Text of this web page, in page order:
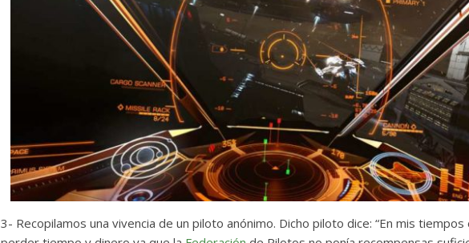
3- Recopilamos una vivencia de un piloto anónimo. Dicho piloto dice: “En mis tiempos